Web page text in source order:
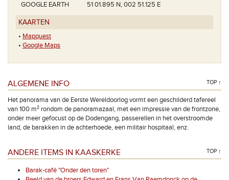
GOOGLE EARTH
51 01.895 N, 002 51.125 E
KAARTEN
• Mapquest
• Google Maps
ALGEMENE INFO TOP ↑
Het panorama van de Eerste Wereldoorlog vormt een geschilderd tafereel
van 100 m² rondom de panoramazaal, met een impressie van de frontzone,
onder meer gefocust op de Dodengang, passerellen in het overstroomde
land, de barakken in de achterhoede, een militair hospitaal, enz.
ANDERE ITEMS IN KAASKERKE TOP ↑
Barak-café "Onder den toren"